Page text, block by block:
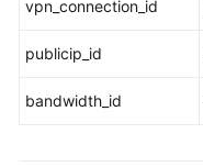
vpn_connection_id
publicip_id
bandwidth_id